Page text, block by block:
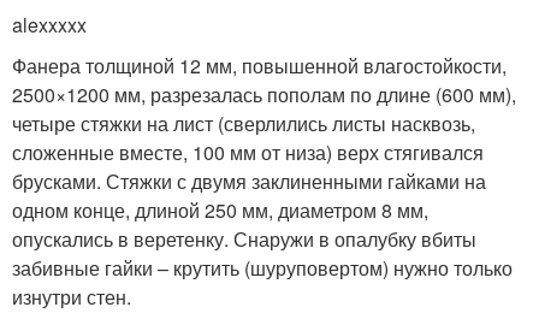
alexxxxx
Фанера толщиной 12 мм, повышенной влагостойкости,
2500×1200 мм, разрезалась пополам по длине (600 мм),
четыре стяжки на лист (сверлились листы насквозь,
сложенные вместе, 100 мм от низа) верх стягивался
брусками. Стяжки с двумя заклиненными гайками на
одном конце, длиной 250 мм, диаметром 8 мм,
опускались в веретенку. Снаружи в опалубку вбиты
забивные гайки – крутить (шуруповертом) нужно только
изнутри стен.